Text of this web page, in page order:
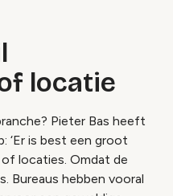
locatie
Pieter Bas heeft
‘Er is best een groot
locaties. Omdat de
Bureaus hebben vooral